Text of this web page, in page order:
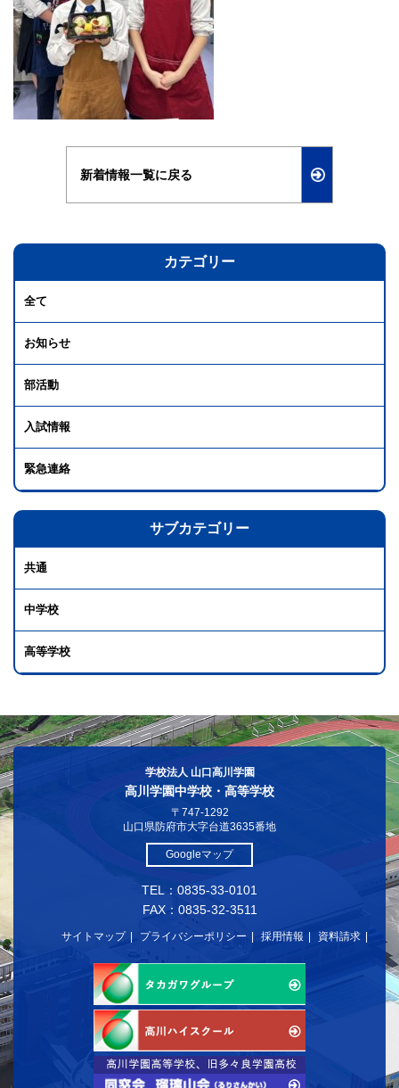
新着情報一覧に戻る
カテゴリー
全て
お知らせ
部活動
入試情報
緊急連絡
サブカテゴリー
共通
中学校
高等学校
学校法人 山口高川学園
高川学園中学校・高等学校
〒747-1292
山口県防府市大字台道3635番地
Googleマップ
TEL：0835-33-0101
FAX：0835-32-3511
サイトマップ プライバシーポリシー 採用情報 資料請求